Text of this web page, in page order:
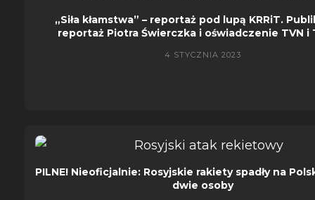
„Siła kłamstwa” – reportaż pod lupą KRRiT.
reportaż Piotra Świerczka i oświadczenie TVN i
4 STYCZNIA 2023
PILNE! Nieoficjalnie: Rosyjskie rakiety spadły na
dwie osoby